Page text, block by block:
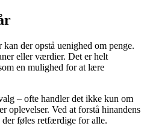
der opstå uenighed om penge.
eller værdier. Det er helt
en mulighed for at lære
– ofte handler det ikke kun om
oplevelser. Ved at forstå hinandens
føles retfærdige for alle.